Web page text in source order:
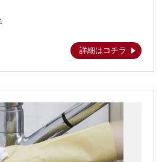
詳細はコチラ